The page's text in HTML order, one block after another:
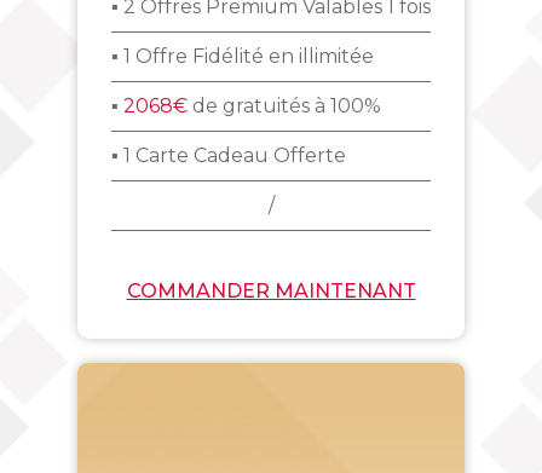
▪ 2 Offres Premium Valables 1 fois
▪ 1 Offre Fidélité en illimitée
▪ 2068€ de gratuités à 100%
▪ 1 Carte Cadeau Offerte
/
COMMANDER MAINTENANT